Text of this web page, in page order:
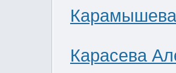
Карамышева
Карасева